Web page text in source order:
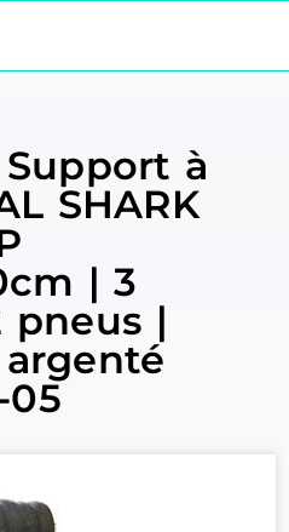
Support à
SHARK
| 3
pneus |
argenté
05